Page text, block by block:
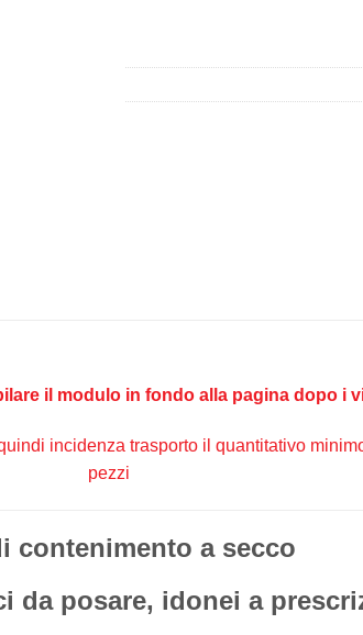
il modulo in fondo alla pagina dopo i
incidenza trasporto il quantitativo
pezzi
contenimento a secco
da posare, idonei a